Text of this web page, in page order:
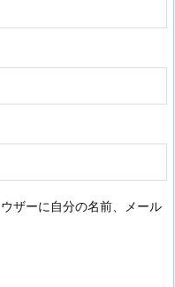
ザーに自分の名前、メール